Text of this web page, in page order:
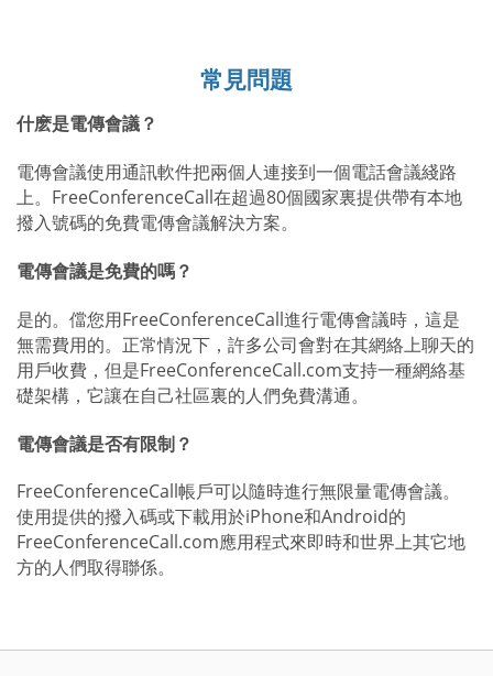
常見問題
什麽是電傳會議？
電傳會議使用通訊軟件把兩個人連接到一個電話會議綫路
上。FreeConferenceCall在超過80個國家裏提供帶有本地
撥入號碼的免費電傳會議解決方案。
電傳會議是免費的嗎？
是的。儅您用FreeConferenceCall進行電傳會議時，這是
無需費用的。正常情況下，許多公司會對在其網絡上聊天的
用戶收費，但是FreeConferenceCall.com支持一種網絡基
礎架構，它讓在自己社區裏的人們免費溝通。
電傳會議是否有限制？
FreeConferenceCall帳戶可以隨時進行無限量電傳會議。
使用提供的撥入碼或下載用於iPhone和Android的
FreeConferenceCall.com應用程式來即時和世界上其它地
方的人們取得聯係。